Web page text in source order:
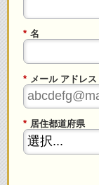
* 名
* メール アドレス
* 居住都道府県